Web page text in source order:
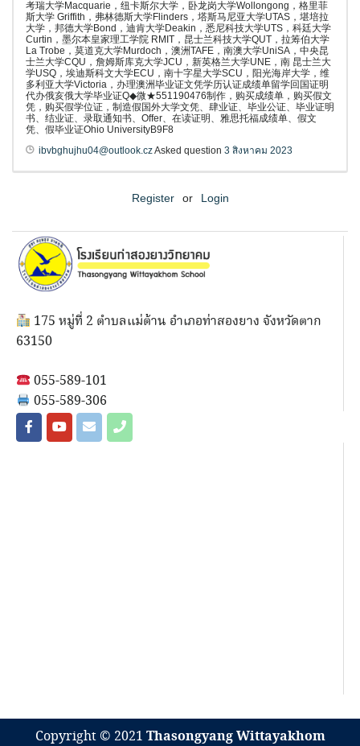
考瑞大学Macquarie，纽卡斯尔大学，卧龙岗大学Wollongong，格里菲
斯大学 Griffith，弗林德斯大学Flinders，塔斯马尼亚大学UTAS，堪培拉
大学，邦德大学Bond，迪肯大学Deakin，悉尼科技大学UTS，科廷大学
Curtin，墨尔本皇家理工学院 RMIT，昆士兰科技大学QUT，拉筹伯大学
La Trobe，莫道克大学Murdoch，澳洲TAFE，南澳大学UniSA，中央昆
士兰大学CQU，詹姆斯库克大学JCU，新英格兰大学UNE，南 昆士兰大
学USQ，埃迪斯科文大学ECU，南十字星大学SCU，阳光海岸大学，维
多利亚大学Victoria，办理澳洲毕业证文凭学历认证成绩单留学回国证明
代办俄亥俄大学毕业证Q◆微★551190476制作，购买成绩单，购买假文
凭，购买假学位证，制造假国外大学文凭、肆业证、毕业公证、毕业证明
书、结业证、录取通知书、Offer、在读证明、雅思托福成绩单、假文
凭、假毕业证Ohio UniversityB9F8
ibvbghujhu04@outlook.czAsked question 3 สิงหาคม 2023
Register or Login
175 หมู่ที่ 2 ตำบลแม่ต้าน อำเภอท่าสองยาง จังหวัดตาก
63150
055-589-101
055-589-306
Copyright © 2021 Thasongyang Wittayakhom